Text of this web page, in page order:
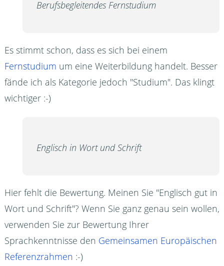
Berufsbegleitendes Fernstudium
Es stimmt schon, dass es sich bei einem
Fernstudium um eine Weiterbildung handelt. Besser
fände ich als Kategorie jedoch "Studium". Das klingt
wichtiger :-)
Englisch in Wort und Schrift
Hier fehlt die Bewertung. Meinen Sie "Englisch gut in
Wort und Schrift"? Wenn Sie ganz genau sein wollen,
verwenden Sie zur Bewertung Ihrer
Sprachkenntnisse den Gemeinsamen Europäischen
Referenzrahmen :-)